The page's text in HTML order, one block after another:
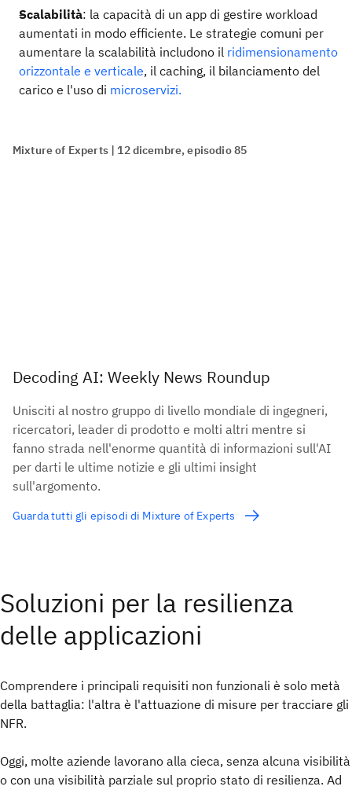
Scalabilità: la capacità di un app di gestire workload
aumentati in modo efficiente. Le strategie comuni per
aumentare la scalabilità includono il ridimensionamento
orizzontale e verticale, il caching, il bilanciamento del
carico e l'uso di microservizi.
Mixture of Experts | 12 dicembre, episodio 85
Decoding AI: Weekly News Roundup
Unisciti al nostro gruppo di livello mondiale di ingegneri,
ricercatori, leader di prodotto e molti altri mentre si
fanno strada nell'enorme quantità di informazioni sull'AI
per darti le ultime notizie e gli ultimi insight
sull'argomento.
Guarda tutti gli episodi di Mixture of Experts
Soluzioni per la resilienza
delle applicazioni
Comprendere i principali requisiti non funzionali è solo metà
della battaglia: l'altra è l'attuazione di misure per tracciare gli
NFR.
Oggi, molte aziende lavorano alla cieca, senza alcuna visibilità
o con una visibilità parziale sul proprio stato di resilienza. Ad